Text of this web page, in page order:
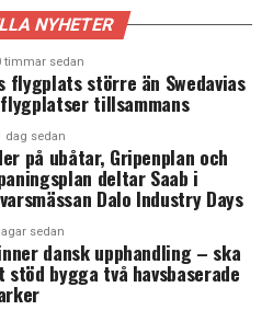
miljoner svenska kronor.
lite. Vi hade räknat med ett
Göran Höckert,
Syd.
hårdnade ordentligt
nybyggda köpcentret
av Mobilia.
ändå klarat sig bra, säger
NYHETER
timmar sedan
flygplats större än Swedavias
tillsammans
dag sedan
på ubåtar, Gripenplan och
deltar Saab i
Dalo Industry Days
sedan
dansk upphandling – ska
bygga två havsbaserade